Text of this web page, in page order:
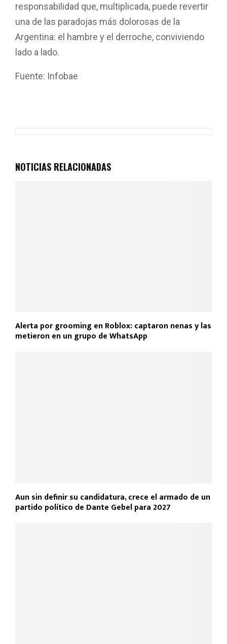
responsabilidad que, multiplicada, puede revertir
una de las paradojas más dolorosas de la
Argentina: el hambre y el derroche, conviviendo
lado a lado.
Fuente: Infobae
NOTICIAS RELACIONADAS
Alerta por grooming en Roblox: captaron nenas y las
metieron en un grupo de WhatsApp
Aun sin definir su candidatura, crece el armado de un
partido político de Dante Gebel para 2027